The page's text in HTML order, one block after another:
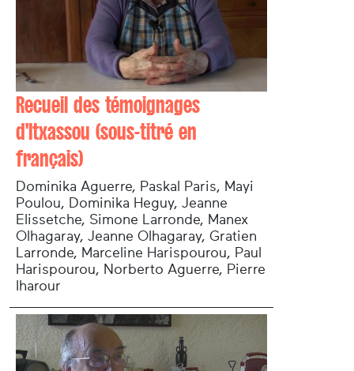
Recueil des témoignages
d'Itxassou (sous-titré en
français)
Dominika Aguerre, Paskal Paris, Mayi
Poulou, Dominika Heguy, Jeanne
Elissetche, Simone Larronde, Manex
Olhagaray, Jeanne Olhagaray, Gratien
Larronde, Marceline Harispourou, Paul
Harispourou, Norberto Aguerre, Pierre
Iharour